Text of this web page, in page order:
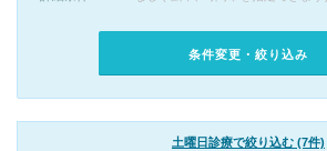
条件変更・絞り込み
土曜日診療で絞り込む (7件)